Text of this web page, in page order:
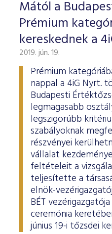
ESG Útmutató
Mától a
Prémium
kereskednek a
2019. jún. 19.
Prémium
nappal a 4iG Nyrt.
Budapesti
legmagasabb
legszigorúbb
szabályoknak
részvényei
vállalat
feltételeit a
teljesítette a
elnök-
BÉT
ceremónia
június 19-i tőzsdei